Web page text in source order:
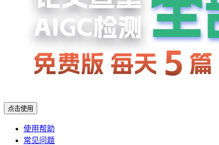
点击使用
使用帮助
常见问题